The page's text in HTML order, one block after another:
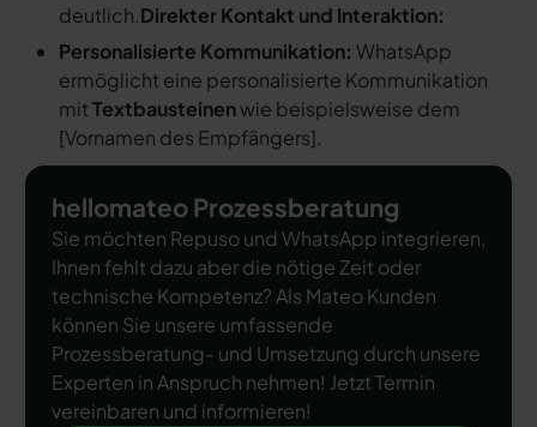
deutlich.Direkter Kontakt und Interaktion:
Personalisierte Kommunikation: WhatsApp
ermöglicht eine personalisierte Kommunikation
mitTextbausteinenwie beispielsweise dem
[Vornamen des Empfängers].
hellomateo Prozessberatung
Sie möchten Repuso und WhatsApp integrieren,
Ihnen fehlt dazu aber die nötige Zeit oder
technische Kompetenz? Als Mateo Kunden
können Sie unsere umfassende
Prozessberatung- und Umsetzung durch unsere
Experten in Anspruch nehmen! Jetzt Termin
vereinbaren und informieren!